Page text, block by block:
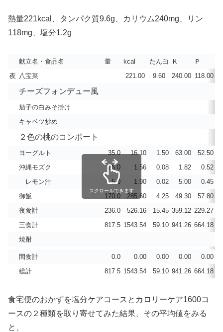
熱量221kcal、タンパク質9.6g、カリウム240mg、リン
118mg、塩分1.2g
献立名・食品名 量 kcal たん白 Ｋ Ｐ
夜 八宝菜 221.00 9.60 240.00 118.00
チーズフォンデュー風
茄子の白みそ掛け
キャベツ炒め
２色の桃のコンポート
ヨーグルト 35.0 16.10 1.50 63.00 52.50
沖縄モズク
26.0 1.56 0.08 1.82
0.52
レモン汁
5.0 1.90 0.02 5.00
0.45
御飯
170.0 285.60 4.25 49.30
57.80
夜食計
236.0 526.16 15.45 359.12 229.27
三食計
817.5 1543.54 59.10 941.26 664.18
焼酎
間食計 0.0 0.00 0.00 0.00
0.00
総計
817.5 1543.54 59.10 941.26 664.18
スクロールできます
食宅便のおかずを塩分ケアコースとカロリーケア1600コ
ースの２種類を取り寄せてみた結果、その平均値をみる
と、